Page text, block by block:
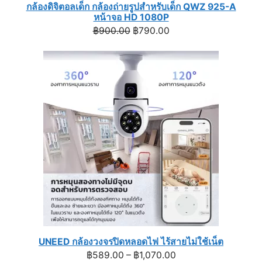
กล้องดิจิตอลเด็ก กล้องถ่ายรูปสำหรับเด็ก QWZ 925-A
หน้าจอ HD 1080P
฿900.00 Original
was:
฿900.00.
฿790.00Current
is:
฿790.00.
UNEED กล้องวงจรปิดหลอดไฟ ไร้สายไม่ใช้เน็ต
฿589.00 – ฿1,070.00Price